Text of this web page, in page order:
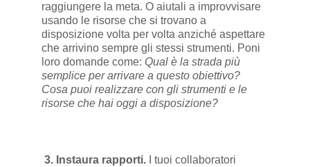
raggiungere la meta. O aiutali a improvvisare
usando le risorse che si trovano a
disposizione volta per volta anziché aspettare
che arrivino sempre gli stessi strumenti. Poni
loro domande come: Qual è la strada più
semplice per arrivare a questo obiettivo?
Cosa puoi realizzare con gli strumenti e le
risorse che hai oggi a disposizione?
3. Instaura rapporti.I tuoi collaboratori